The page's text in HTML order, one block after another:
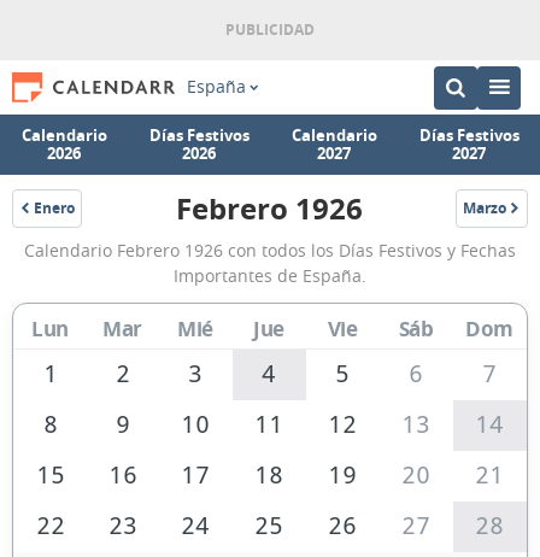
España
Calendario
2026
Días Festivos
2026
Calendario
2027
Días Festivos
2027
Enero
1926
Calendario
Febrero
1926
de
España
Febrero 1926 Marzo
1926
Calendario Febrero 1926 con todos los Días Festivos y Fechas
Importantes de España.
Lun Mar Mié Jue Vie Sáb Dom
1 2 3 4 5 6
7
8
9 10 11 12 13
14
15
16 17 18 19 20
21
22
23 24 25 26 27 28